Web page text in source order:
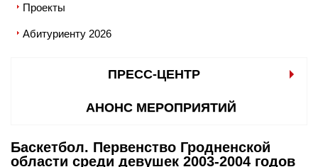
Проекты
Абитуриенту 2026
ПРЕСС-ЦЕНТР
АНОНС МЕРОПРИЯТИЙ
Баскетбол. Первенство Гродненской
области среди девушек 2003-2004 годов